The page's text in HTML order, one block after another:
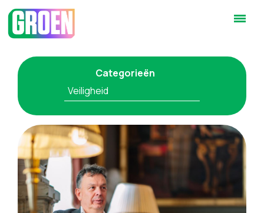
Categorieën
Veiligheid